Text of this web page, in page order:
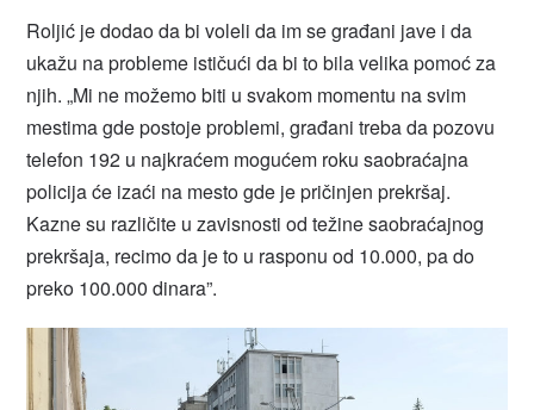
Roljić je dodao da bi voleli da im se građani jave i da
ukažu na probleme ističući da bi to bila velika pomoć za
njih. „Mi ne možemo biti u svakom momentu na svim
mestima gde postoje problemi, građani treba da pozovu
telefon 192 u najkraćem mogućem roku saobraćajna
policija će izaći na mesto gde je pričinjen prekršaj.
Kazne su različite u zavisnosti od težine saobraćajnog
prekršaja, recimo da je to u rasponu od 10.000, pa do
preko 100.000 dinara”.